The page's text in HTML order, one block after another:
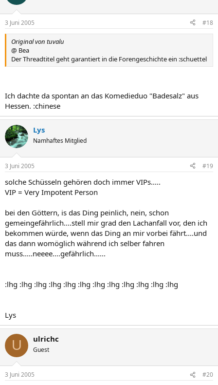
3 Juni 2005 #18
Original von tuvalu
@ Bea
Der Threadtitel geht garantiert in die Forengeschichte ein :schuettel
Ich dachte da spontan an das Komedieduo "Badesalz" aus
Hessen. :chinese
Lys
Namhaftes Mitglied
3 Juni 2005 #19
solche Schüsseln gehören doch immer VIPs.....
VIP = Very Impotent Person
bei den Göttern, is das Ding peinlich, nein, schon
gemeingefährlich....stell mir grad den Lachanfall vor, den ich
bekommen würde, wenn das Ding an mir vorbei fährt....und
das dann womöglich während ich selber fahren
muss.....neeee....gefährlich......
:lhg :lhg :lhg :lhg :lhg :lhg :lhg :lhg :lhg :lhg :lhg :lhg
Lys
U ulrichc
Guest
3 Juni 2005 #20